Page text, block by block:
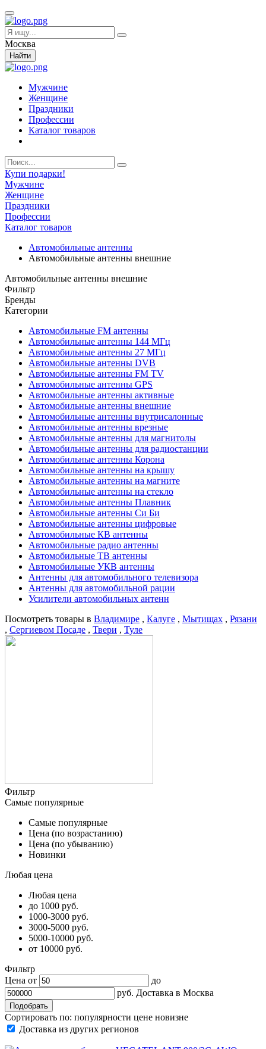
Москва
Найти
Мужчине
Женщине
Праздники
Профессии
Каталог товаров
Купи подарки!
Мужчине
Женщине
Праздники
Профессии
Каталог товаров
Автомобильные антенны
Автомобильные антенны внешние
Автомобильные антенны внешние
Фильтр
Бренды
Категории
Автомобильные FM антенны
Автомобильные антенны 144 МГц
Автомобильные антенны 27 МГц
Автомобильные антенны DVB
Автомобильные антенны FM TV
Автомобильные антенны GPS
Автомобильные антенны активные
Автомобильные антенны внешние
Автомобильные антенны внутрисалонные
Автомобильные антенны врезные
Автомобильные антенны для магнитолы
Автомобильные антенны для радиостанции
Автомобильные антенны Корона
Автомобильные антенны на крышу
Автомобильные антенны на магните
Автомобильные антенны на стекло
Автомобильные антенны Плавник
Автомобильные антенны Си Би
Автомобильные антенны цифровые
Автомобильные КВ антенны
Автомобильные радио антенны
Автомобильные ТВ антенны
Автомобильные УКВ антенны
Антенны для автомобильного телевизора
Антенны для автомобильной рации
Усилители автомобильных антенн
Посмотреть товары в Владимире , Калуге , Мытищах , Рязани
, Сергиевом Посаде , Твери , Туле
Фильтр
Самые популярные
Самые популярные
Цена (по возрастанию)
Цена (по убыванию)
Новинки
Любая цена
Любая цена
до 1000 руб.
1000-3000 руб.
3000-5000 руб.
5000-10000 руб.
от 10000 руб.
Фильтр
Цена от
до
руб. Доставка в Москва
Сортировать по: популярности цене новизне
Доставка из других регионов